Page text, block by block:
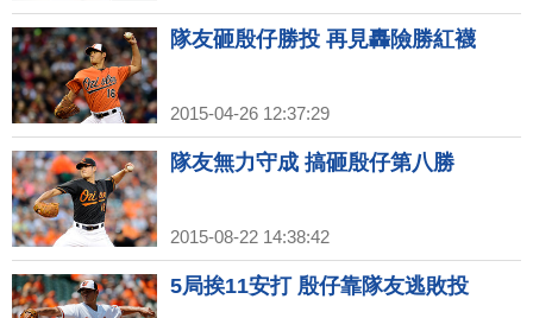
隊友砸殷仔勝投 再見轟險勝紅襪
2015-04-26 12:37:29
隊友無力守成 搞砸殷仔第八勝
2015-08-22 14:38:42
5局挨11安打 殷仔靠隊友逃敗投